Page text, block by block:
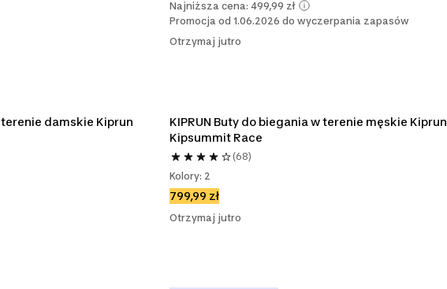
Najniższa cena: 499,99 zł
Promocja od 1.06.2026 do wyczerpania zapasów
Otrzymaj jutro
terenie damskie Kiprun
KIPRUN Buty do biegania w terenie męskie Kiprun
Kipsummit Race
(68)
Kolory: 2
799,99 zł
Otrzymaj jutro